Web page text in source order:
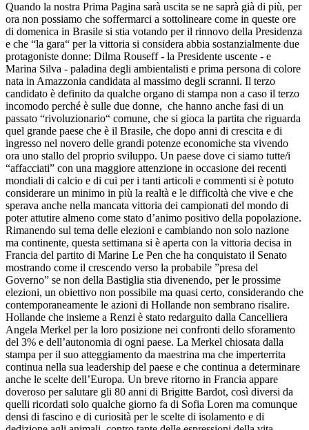
Quando la nostra Prima Pagina sarà uscita se ne saprà già di più, per
ora non possiamo che soffermarci a sottolineare come in queste ore
di domenica in Brasile si stia votando per il rinnovo della Presidenza
e che “la gara“ per la vittoria si considera abbia sostanzialmente due
protagoniste donne: Dilma Rouseff - la Presidente uscente - e
Marina Silva - paladina degli ambientalisti e prima persona di colore
nata in Amazzonia candidata al massimo degli scranni. Il terzo
candidato è definito da qualche organo di stampa non a caso il terzo
incomodo perché è sulle due donne, che hanno anche fasi di un
passato “rivoluzionario“ comune, che si gioca la partita che riguarda
quel grande paese che è il Brasile, che dopo anni di crescita e di
ingresso nel novero delle grandi potenze economiche sta vivendo
ora uno stallo del proprio sviluppo. Un paese dove ci siamo tutte/i
“affacciati” con una maggiore attenzione in occasione dei recenti
mondiali di calcio e di cui per i tanti articoli e commenti si è potuto
considerare un minimo in più la realtà e le difficoltà che vive e che
sperava anche nella mancata vittoria dei campionati del mondo di
poter attutire almeno come stato d’animo positivo della popolazione.
Rimanendo sul tema delle elezioni e cambiando non solo nazione
ma continente, questa settimana si è aperta con la vittoria decisa in
Francia del partito di Marine Le Pen che ha conquistato il Senato
mostrando come il crescendo verso la probabile ”presa del
Governo” se non della Bastiglia stia divenendo, per le prossime
elezioni, un obiettivo non possibile ma quasi certo, considerando che
contemporaneamente le azioni di Hollande non sembrano risalire.
Hollande che insieme a Renzi è stato redarguito dalla Cancelliera
Angela Merkel per la loro posizione nei confronti dello sforamento
del 3% e dell’autonomia di ogni paese. La Merkel chiosata dalla
stampa per il suo atteggiamento da maestrina ma che imperterrita
continua nella sua leadership del paese e che continua a determinare
anche le scelte dell’Europa. Un breve ritorno in Francia appare
doveroso per salutare gli 80 anni di Brigitte Bardot, così diversi da
quelli ricordati solo qualche giorno fa di Sofia Loren ma comunque
densi di fascino e di curiosità per le scelte di isolamento e di